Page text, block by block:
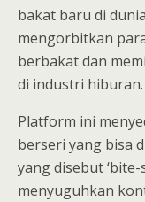
bakat baru di
mengorbitkan
berbakat dan
di industri hiburan.
Platform ini
berseri yang bisa
yang disebut
menyuguhkan